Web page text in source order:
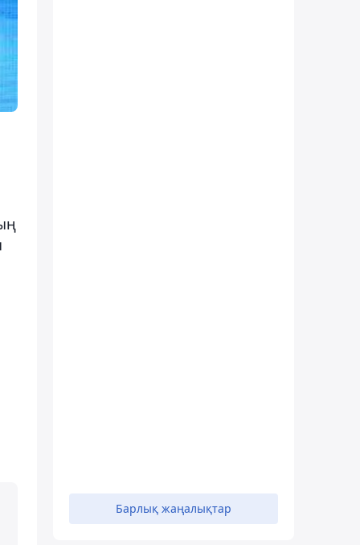
Барлық жаңалықтар